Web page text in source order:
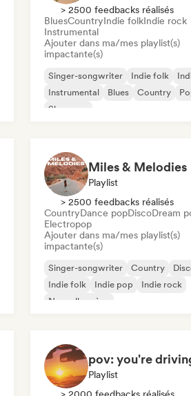
> 2500 feedbacks réalisés
BluesCountryIndie folkIndie rock
Instrumental
Ajouter dans ma/mes playlist(s)
impactante(s)
Singer-songwriter Indie folk
Instrumental
Blues Country
Shoegaze
Miles & Melodies
Playlist
> 2500 feedbacks réalisés
CountryDance popDiscoDream
Electropop
Ajouter dans ma/mes playlist(s)
impactante(s)
Singer-songwriter Country
Indie folk
Indie pop
Indie rock
Nouvelle scène
Playlist